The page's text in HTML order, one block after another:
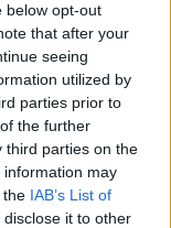
below opt-out
that after your
seeing
utilized by
parties prior to
the further
third parties on the
information may
the IAB’s List of
it to other
i
wpływ
ma